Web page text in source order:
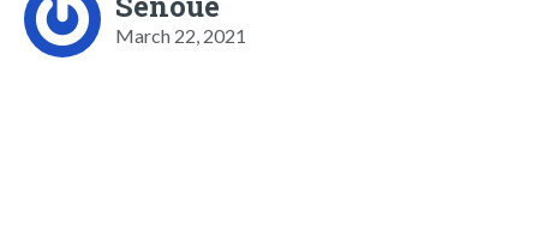
March 22, 2021